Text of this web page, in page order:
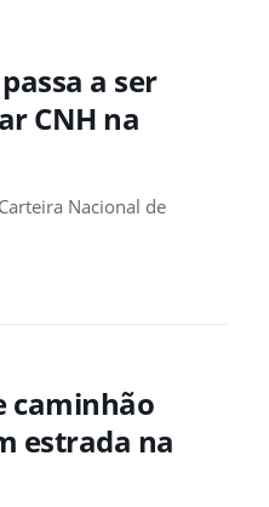
a ser
CNH na
Nacional de
caminhão
estrada na